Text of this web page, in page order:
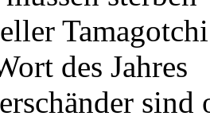
des Jahres
sind